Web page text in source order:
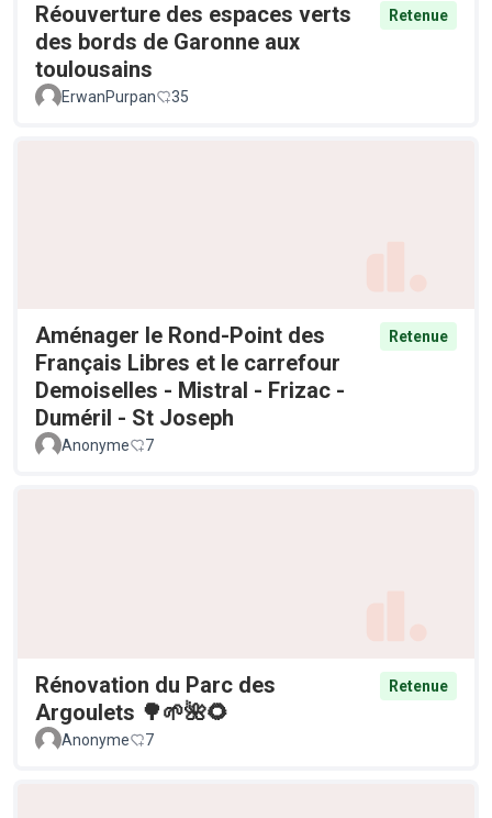
Réouverture des espaces verts
des bords de Garonne aux
toulousains
Retenue
ErwanPurpan 35
Aménager le Rond-Point des
Français Libres et le carrefour
Demoiselles - Mistral - Frizac -
Duméril - St Joseph
Retenue
Anonyme 7
Rénovation du Parc des
Argoulets 🌳🌱🌺🌻
Retenue
Anonyme 7